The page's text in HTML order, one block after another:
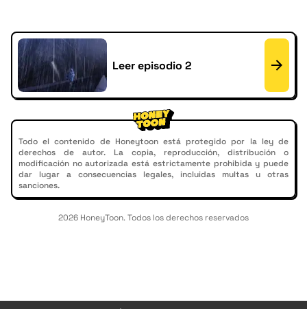
Leer episodio 2
Todo el contenido de Honeytoon está protegido por la ley de
derechos de autor. La copia, reproducción, distribución o
modificación no autorizada está estrictamente prohibida y puede
dar lugar a consecuencias legales, incluidas multas u otras
sanciones.
2026 HoneyToon. Todos los derechos reservados